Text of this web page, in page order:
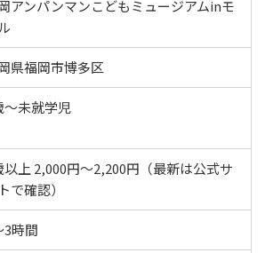
アンパンマンこどもミュージアムinモ
県福岡市博多区
〜未就学児
以上 2,000円〜2,200円（最新は公式サ
で確認）
3時間